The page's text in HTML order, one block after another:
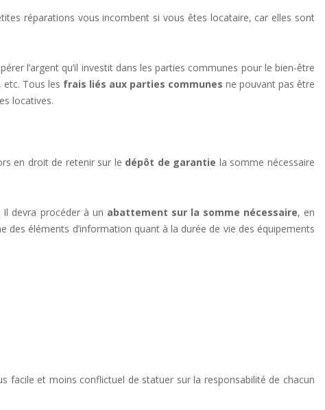
réparations vous incombent si vous êtes locataire, car elles sont
l’argent qu’il investit dans les parties communes pour le bien-être
etc. Tous les frais liés aux parties communes ne pouvant pas être
locatives.
en droit de retenir sur le dépôt de garantie la somme nécessaire
devra procéder à un abattement sur la somme nécessaire, en
éléments d’information quant à la durée de vie des équipements
facile et moins conflictuel de statuer sur la responsabilité de chacun